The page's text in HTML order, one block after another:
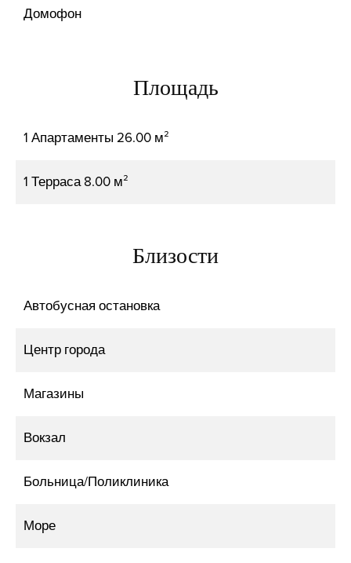
Домофон
Площадь
1 Апартаменты 26.00 м²
1 Терраса8.00 м²
Близости
Автобусная остановка
Центр города
Магазины
Вокзал
Больница/Поликлиника
Море